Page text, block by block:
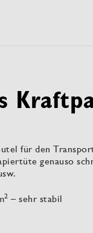
für den
genauso
2 – sehr stabil